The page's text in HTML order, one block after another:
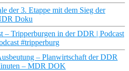
der 3. Etappe mit dem Sieg der
Doku
– Tripperburgen in der DDR | Podcast
#tripperburg
– Planwirtschaft der DDR
– MDR DOK